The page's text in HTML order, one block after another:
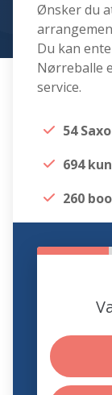
Ønsker du
Du kan
Nørreballe
service.
54
694
260